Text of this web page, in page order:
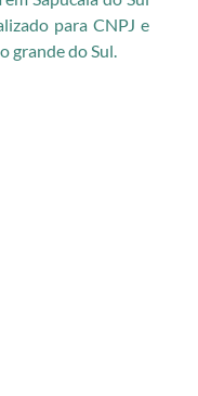
para CNPJ e
grande do Sul.